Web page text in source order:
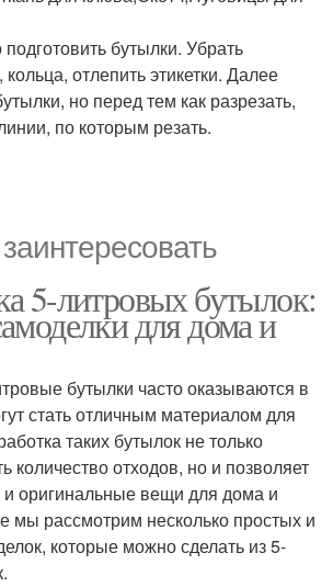
бутылки. Убрать
отлепить этикетки. Далее
но перед тем как разрезать,
по которым резать.
5-литровых бутылок:
для дома и
бутылки часто оказываются в
стать отличным материалом для
таких бутылок не только
количество отходов, но и позволяет
и оригинальные вещи для дома и
мы рассмотрим несколько простых и
которые можно сделать из 5-